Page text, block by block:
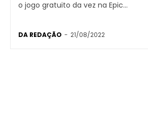
o jogo gratuito da vez na Epic...
DA REDAÇÃO - 21/08/2022